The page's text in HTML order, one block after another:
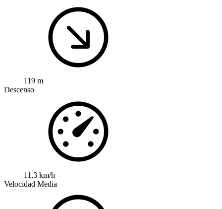
119 m
Descenso
11,3 km/h
Velocidad Media